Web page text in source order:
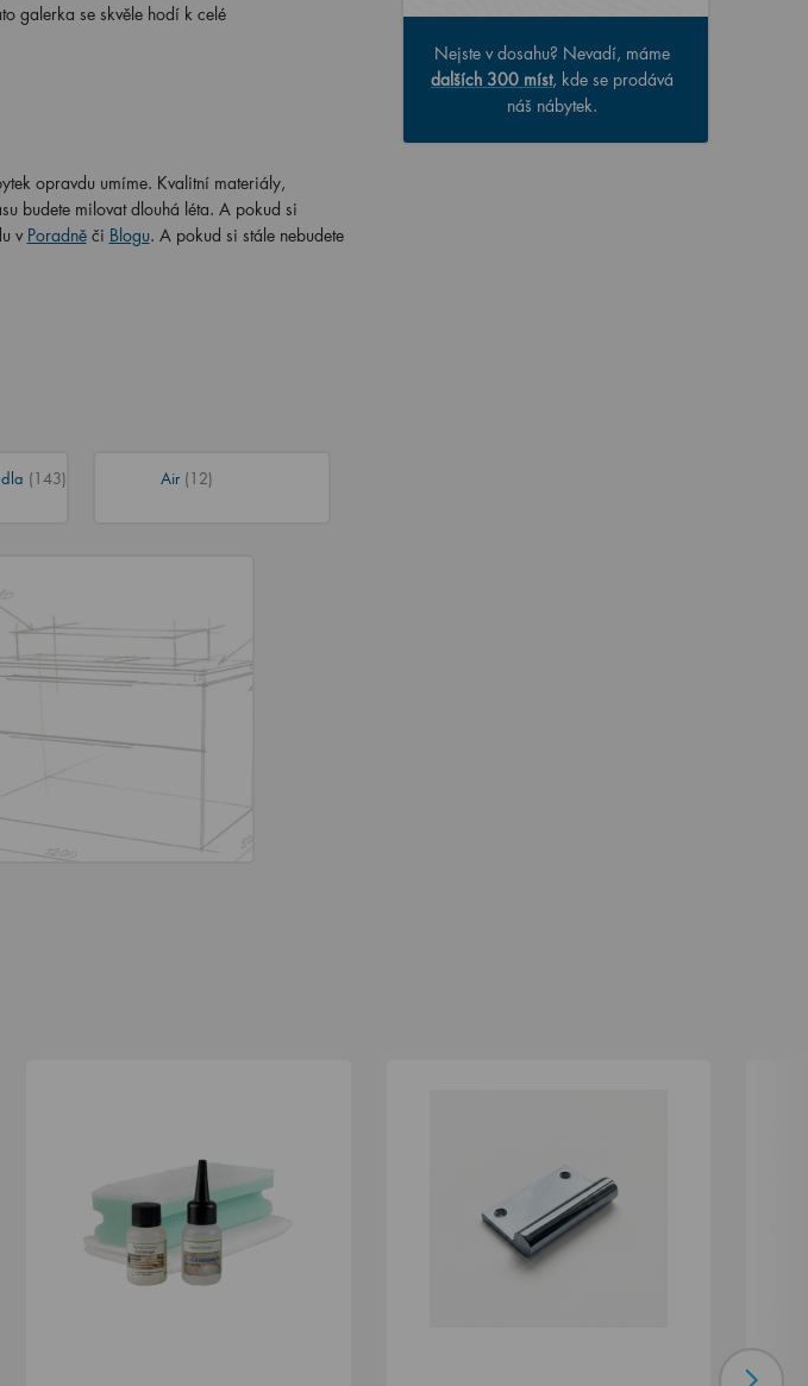
galerka se skvěle hodí k celé
opravdu umíme. Kvalitní materiály,
budete milovat dlouhá léta. A pokud si
v Poradně či Blogu. A pokud si stále nebudete
(143) Air (12)
Nejste v dosahu? Nevadí, máme
dalších 300 míst, kde se prodává
náš nábytek.